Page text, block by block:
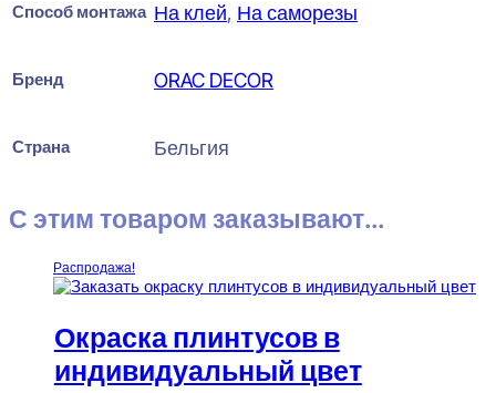
Способ монтажа На клей, На саморезы
Бренд ORAC DECOR
Страна Бельгия
С этим товаром заказывают...
Распродажа!
Окраска плинтусов в
индивидуальный цвет